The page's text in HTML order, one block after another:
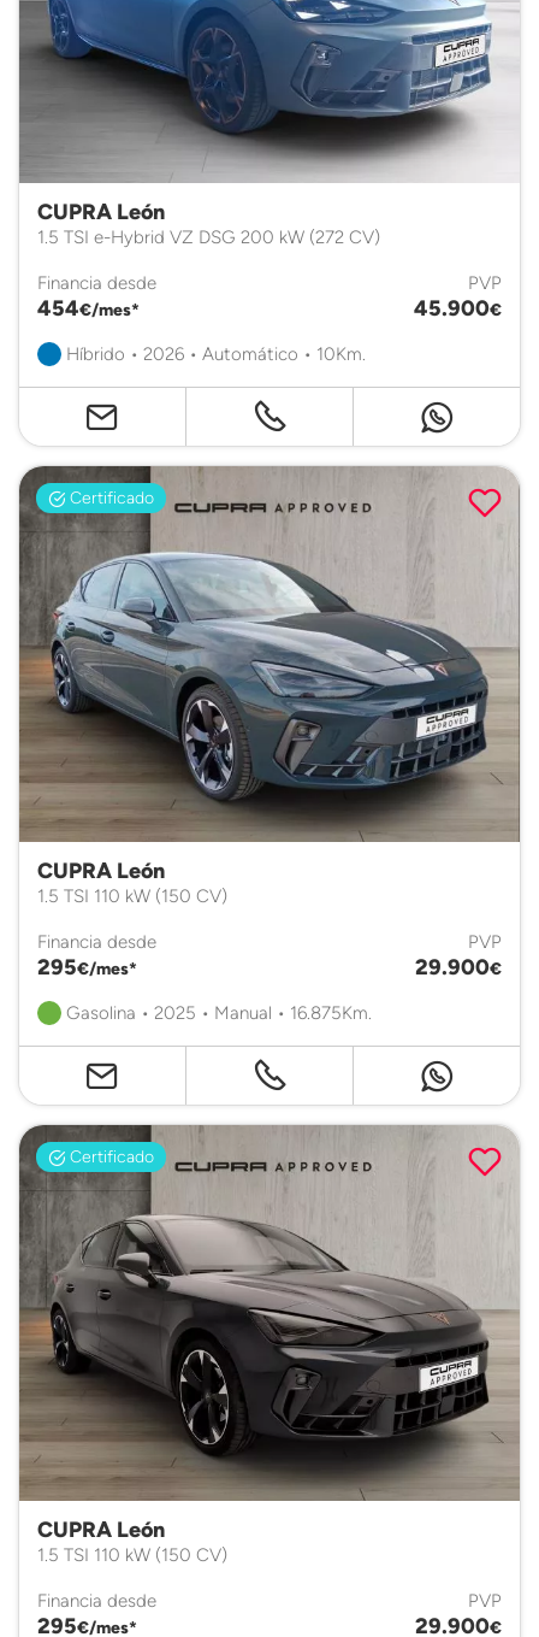
CUPRA León
1.5 TSI e-Hybrid VZ DSG 200 kW (272 CV)
Financia desde
454€/mes*
PVP
45.900€
Híbrido • 2026 • Automático • 10Km.
Certificado
CUPRA León
1.5 TSI 110 kW (150 CV)
Financia desde
295€/mes*
PVP
29.900€
Gasolina • 2025 • Manual • 16.875Km.
Certificado
CUPRA León
1.5 TSI 110 kW (150 CV)
Financia desde
295€/mes*
PVP
29.900€